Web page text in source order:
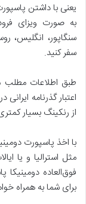
یعنی با داشتن
به صورت ویزای
سنگاپور، انگلیس،
سفر کنید.
اعتبار گذرنامه
از رنکینگ بسیار
مثل استرالیا و یا
فوق‌العاده
برای شما به همراه